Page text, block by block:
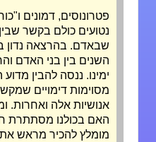
פטרונוסים, דמונים ו"כוח
נטועים כולם בקשר שבין חיות
שבאדם. בהרצאה נדון
השנים בין בני האדם והחיות,
ימינו. ננסה להבין מדוע
מסוימות דימויים שמקשרים
אנושיות אלה ואחרות. ומה זה
האם בכולנו מסתתרת חיה?
מומלץ להכיר מראש את סדרת